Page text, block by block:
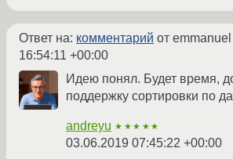
Ответ на: комментарий от emmanuel
16:54:11 +00:00
Идею понял. Будет время,
поддержку сортировки по
andreyu ★★★★★
03.06.2019 07:45:22 +00:00